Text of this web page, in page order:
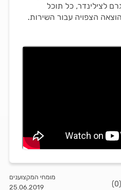
לצילינדר, כל תוכל
הצפויה עבור השירות.
0
)
מומחי המקצוענים
25.06.2019